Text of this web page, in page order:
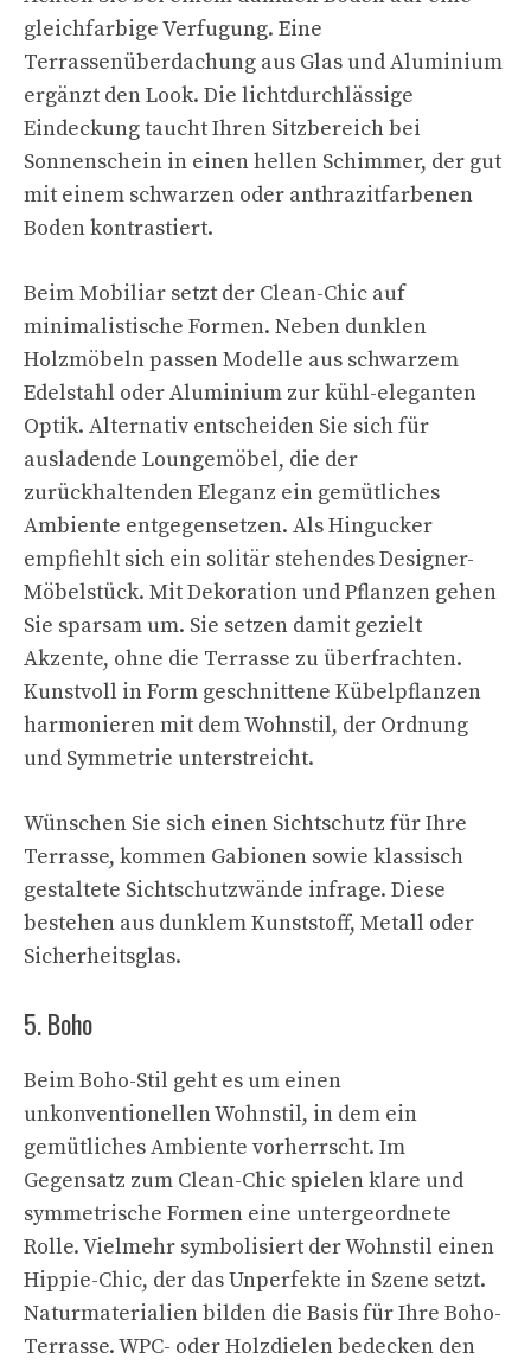
gleichfarbige Verfugung. Eine
Terrassenüberdachung aus Glas und Aluminium
ergänzt den Look. Die lichtdurchlässige
Eindeckung taucht Ihren Sitzbereich bei
Sonnenschein in einen hellen Schimmer, der gut
mit einem schwarzen oder anthrazitfarbenen
Boden kontrastiert.
Beim Mobiliar setzt der Clean-Chic auf
minimalistische Formen. Neben dunklen
Holzmöbeln passen Modelle aus schwarzem
Edelstahl oder Aluminium zur kühl-eleganten
Optik. Alternativ entscheiden Sie sich für
ausladende Loungemöbel, die der
zurückhaltenden Eleganz ein gemütliches
Ambiente entgegensetzen. Als Hingucker
empfiehlt sich ein solitär stehendes Designer-
Möbelstück. Mit Dekoration und Pflanzen gehen
Sie sparsam um. Sie setzen damit gezielt
Akzente, ohne die Terrasse zu überfrachten.
Kunstvoll in Form geschnittene Kübelpflanzen
harmonieren mit dem Wohnstil, der Ordnung
und Symmetrie unterstreicht.
Wünschen Sie sich einen Sichtschutz für Ihre
Terrasse, kommen Gabionen sowie klassisch
gestaltete Sichtschutzwände infrage. Diese
bestehen aus dunklem Kunststoff, Metall oder
Sicherheitsglas.
5. Boho
Beim Boho-Stil geht es um einen
unkonventionellen Wohnstil, in dem ein
gemütliches Ambiente vorherrscht. Im
Gegensatz zum Clean-Chic spielen klare und
symmetrische Formen eine untergeordnete
Rolle. Vielmehr symbolisiert der Wohnstil einen
Hippie-Chic, der das Unperfekte in Szene setzt.
Naturmaterialien bilden die Basis für Ihre Boho-
Terrasse. WPC- oder Holzdielen bedecken den